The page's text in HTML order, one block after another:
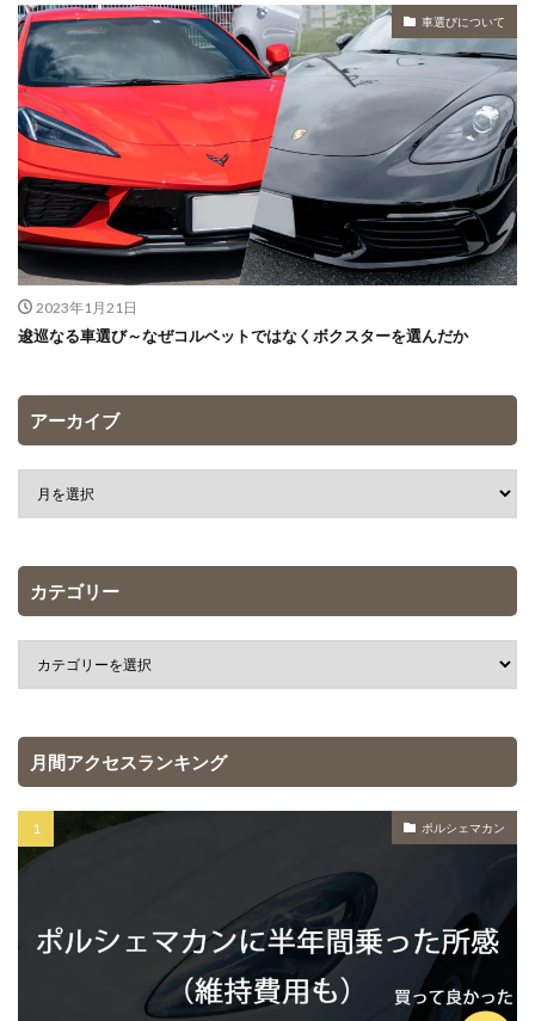
車選びについて
2023年1月21日
逡巡なる車選び～なぜコルベットではなくボクスターを選んだか
アーカイブ
カテゴリー
月間アクセスランキング
ポルシェマカン